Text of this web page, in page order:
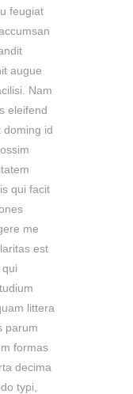
feugiat
augue
Nam
eleifend
doming id
qui facit
me
est
littera
parum
formas
decima
typi,